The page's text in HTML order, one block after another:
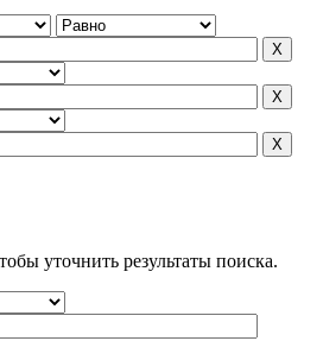
уточнить результаты поиска.